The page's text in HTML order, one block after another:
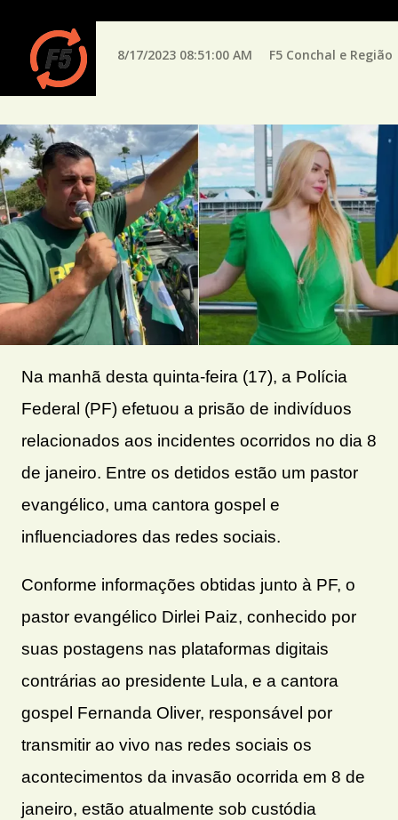
8/17/2023 08:51:00 AM F5 Conchal e Região
Na manhã desta quinta-feira (17), a Polícia
Federal (PF) efetuou a prisão de indivíduos
relacionados aos incidentes ocorridos no dia 8
de janeiro. Entre os detidos estão um pastor
evangélico, uma cantora gospel e
influenciadores das redes sociais.
Conforme informações obtidas junto à PF, o
pastor evangélico Dirlei Paiz, conhecido por
suas postagens nas plataformas digitais
contrárias ao presidente Lula, e a cantora
gospel Fernanda Oliver, responsável por
transmitir ao vivo nas redes sociais os
acontecimentos da invasão ocorrida em 8 de
janeiro, estão atualmente sob custódia